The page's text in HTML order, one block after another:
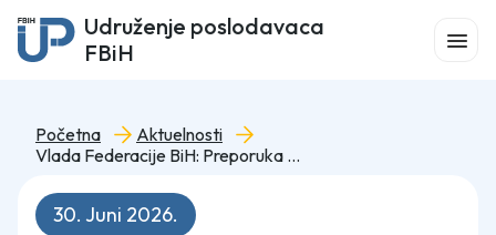
Udruženje poslodavaca
FBiH
Početna
Aktuelnosti
Vlada Federacije BiH: Preporuka poslodavcima da u granicama svojih mogućnosti prilagode radno vrijeme 2. jula 2026. godine
30. Juni 2026.